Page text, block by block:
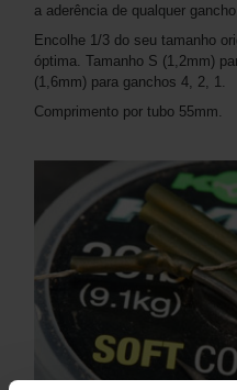
a aderência de qualquer
Encolhe 1/3 do seu tamanho
óptima. Tamanho S (1,2mm)
(1,6mm) para ganchos 4, 2, 1.
Comprimento por tubo 55mm.